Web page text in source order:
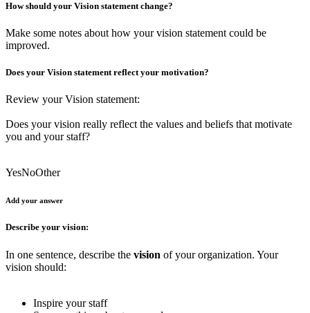
How should your Vision statement change?
Make some notes about how your vision statement could be
improved.
Does your Vision statement reflect your motivation?
Review your Vision statement:
Does your vision really reflect the values and beliefs that motivate
you and your staff?
YesNoOther
Add your answer
Describe your vision:
In one sentence, describe the vision of your organization. Your
vision should:
Inspire your staff